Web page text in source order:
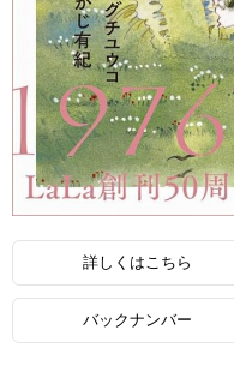
詳しくはこちら
バックナンバー